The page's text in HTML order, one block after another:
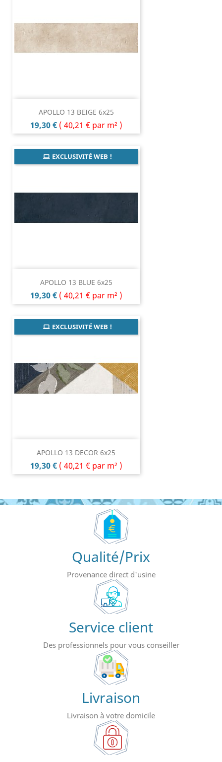
APOLLO 13 BEIGE 6x25
Prix
19,30 € ( 40,21 € par m² )
APOLLO 13 BLUE 6x25
Prix
19,30 € ( 40,21 € par m² )
EXCLUSIVITÉ WEB !
APOLLO 13 DECOR 6x25
Prix
19,30 € ( 40,21 € par m² )
EXCLUSIVITÉ WEB !
Qualité/Prix
Provenance direct d'usine
Service client
Des professionnels pour vous conseiller
Livraison
Livraison à votre domicile